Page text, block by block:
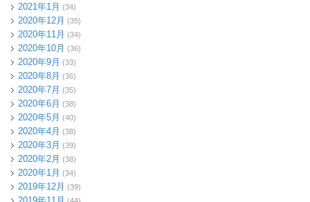
2021年1月 (34)
2020年12月 (35)
2020年11月 (34)
2020年10月 (36)
2020年9月 (33)
2020年8月 (36)
2020年7月 (35)
2020年6月 (38)
2020年5月 (40)
2020年4月 (38)
2020年3月 (39)
2020年2月 (38)
2020年1月 (34)
2019年12月 (39)